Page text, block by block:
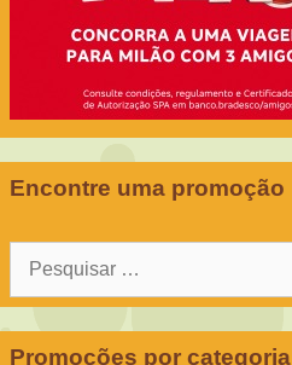
Encontre uma promoção
Pesquisar
Promoções por categoria